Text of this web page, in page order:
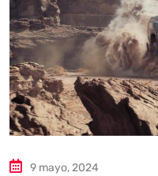
9 mayo, 2024
Asistente con IA en
diariamente su exactitud."